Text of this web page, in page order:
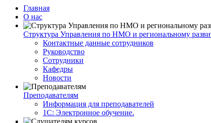
Главная
О нас
Структура Управления по НМО и региональному
Контактные данные сотрудников
Руководство
Сотрудники
Кафедры
Новости
Преподавателям
Информация для преподавателей
1С: Электронное обучение.